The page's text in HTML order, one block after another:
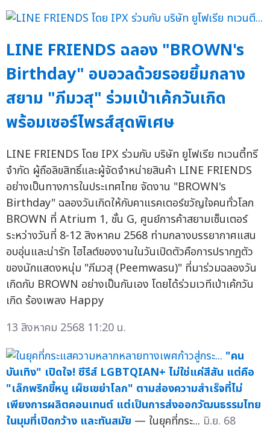
LINE FRIENDS ฉลอง "BROWN's
Birthday" อบอวลด้วยรอยยิ้มกลาง
สยาม "ภีมวสุ" ร่วมเป่าเค้กวันเกิด
พร้อมเซอร์ไพรส์สุดพิเศษ
LINE FRIENDS โดย IPX ร่วมกับ บริษัท ยูโฟเรีย ทเวนตี้ทรี
จำกัด ผู้ถือลิขสิทธิ์และผู้จัดจำหน่ายสินค้า LINE FRIENDS
อย่างเป็นทางการในประเทศไทย จัดงาน "BROWN's
Birthday" ฉลองวันเกิดให้กับคาแรคเตอร์ขวัญใจคนทั่วโลก
BROWN ที่ Atrium 1, ชั้น G, ศูนย์การค้าสยามเซ็นเตอร์
ระหว่างวันที่ 8-12 สิงหาคม 2568 ท่ามกลางบรรยากาศแสน
อบอุ่นและน่ารัก ไฮไลต์ของงานในวันเปิดตัวคือการปรากฏตัว
ของนักแสดงหนุ่ม "ภีมวสุ (Peemwasu)" ที่มาร่วมฉลองวัน
เกิดกับ BROWN อย่างเป็นกันเอง โดยได้ร่วมเวทีเป่าเค้กวัน
เกิด ร้องเพลง Happy
13 สิงหาคม 2568 11:20 น.
"คน
บันเทิง" เปิดใจ! ซีรีส์ LGBTQIAN+ ไม่ใช่แค่สีสัน แต่คือ
"เล็กพริกขี้หนู เผ็ชเขย่าโลก" ตามส่องความสำเร็จที่ไม่
เพียงการผลิตคอนเทนต์ แต่เป็นการส่งออกวัฒนธรรมไทย
ในมุมที่เปิดกว้าง และทันสมัย — ในยุคที่กระ... มิ.ย. 68